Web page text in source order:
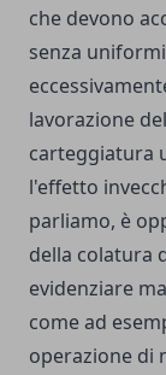
che devono
senza
lavorazione
carteggiatura
l'effetto
parliamo, è
della colatura
evidenziare
come ad
operazione di